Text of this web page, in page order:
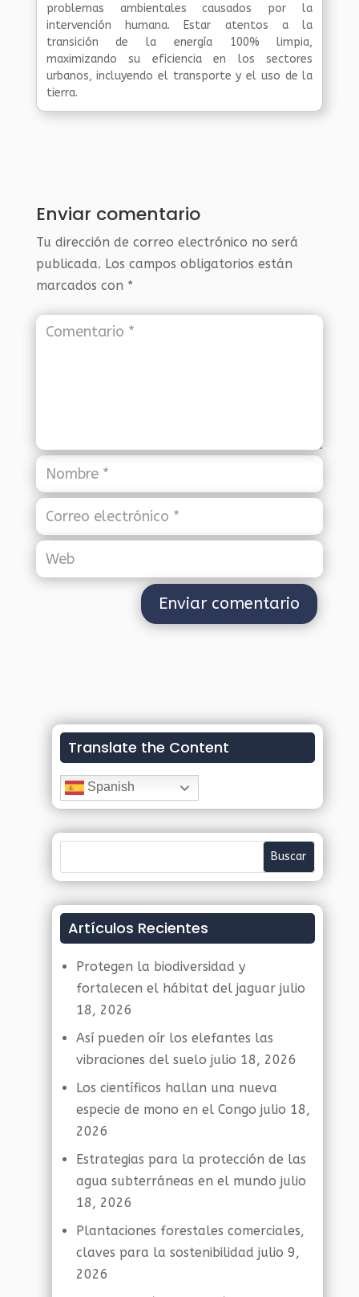
problemas ambientales causados por la
intervención humana. Estar atentos a la
transición de la energía 100% limpia,
maximizando su eficiencia en los sectores
urbanos, incluyendo el transporte y el uso de la
tierra.
Enviar comentario
Tu dirección de correo electrónico no será
publicada. Los campos obligatorios están
marcados con *
Translate the Content
Spanish
Artículos Recientes
Protegen la biodiversidad y
fortalecen el hábitat del jaguar julio
18, 2026
Así pueden oír los elefantes las
vibraciones del suelo julio 18, 2026
Los científicos hallan una nueva
especie de mono en el Congo julio 18,
2026
Estrategias para la protección de las
agua subterráneas en el mundo julio
18, 2026
Plantaciones forestales comerciales,
claves para la sostenibilidad julio 9,
2026